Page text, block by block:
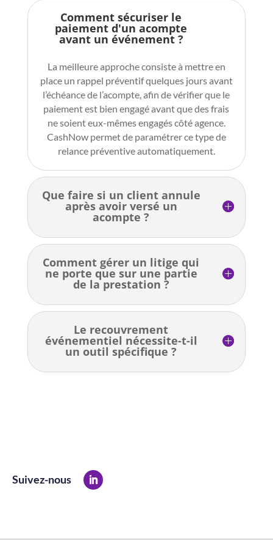
Comment sécuriser le
paiement d'un acompte
avant un événement ?
La meilleure approche consiste à mettre en
place un rappel préventif quelques jours avant
l’échéance de l’acompte, afin de vérifier que le
paiement est bien engagé avant que des frais
ne soient eux-mêmes engagés côté agence.
CashNow permet de paramétrer ce type de
relance préventive automatiquement.
Que faire si un client annule
après avoir versé un
acompte ?
Comment gérer un litige qui
ne porte que sur une partie
de la prestation ?
Le recouvrement
événementiel nécessite-t-il
un outil spécifique ?
Suivez-nous